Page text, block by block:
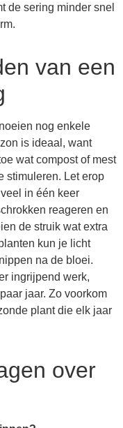
de sering minder snel
van een
nog enkele
is ideaal, want
wat compost of mest
stimuleren. Let erop
in één keer
reageren en
de struik wat extra
kun je licht
na de bloei.
ingrijpend werk,
jaar. Zo voorkom
plant die elk jaar
over